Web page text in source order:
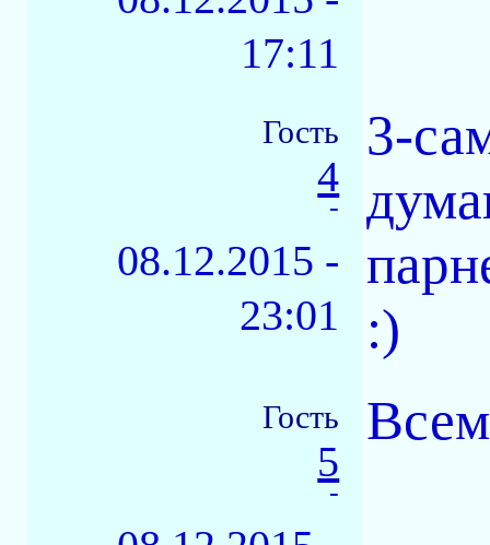
17:11
Гость
4
-
08.12.2015 -
23:01
3-
:)
Гость
5
-